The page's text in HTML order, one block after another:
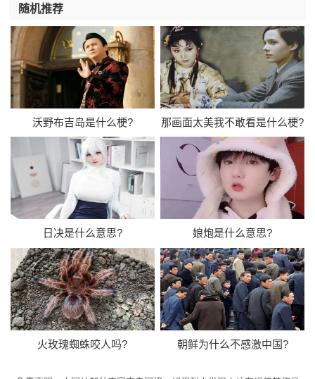
随机推荐
沃野布吉岛是什么梗? 那画面太美我不敢看是什么梗?
日决是什么意思? 娘炮是什么意思?
火玫瑰蜘蛛咬人吗? 朝鲜为什么不感激中国?